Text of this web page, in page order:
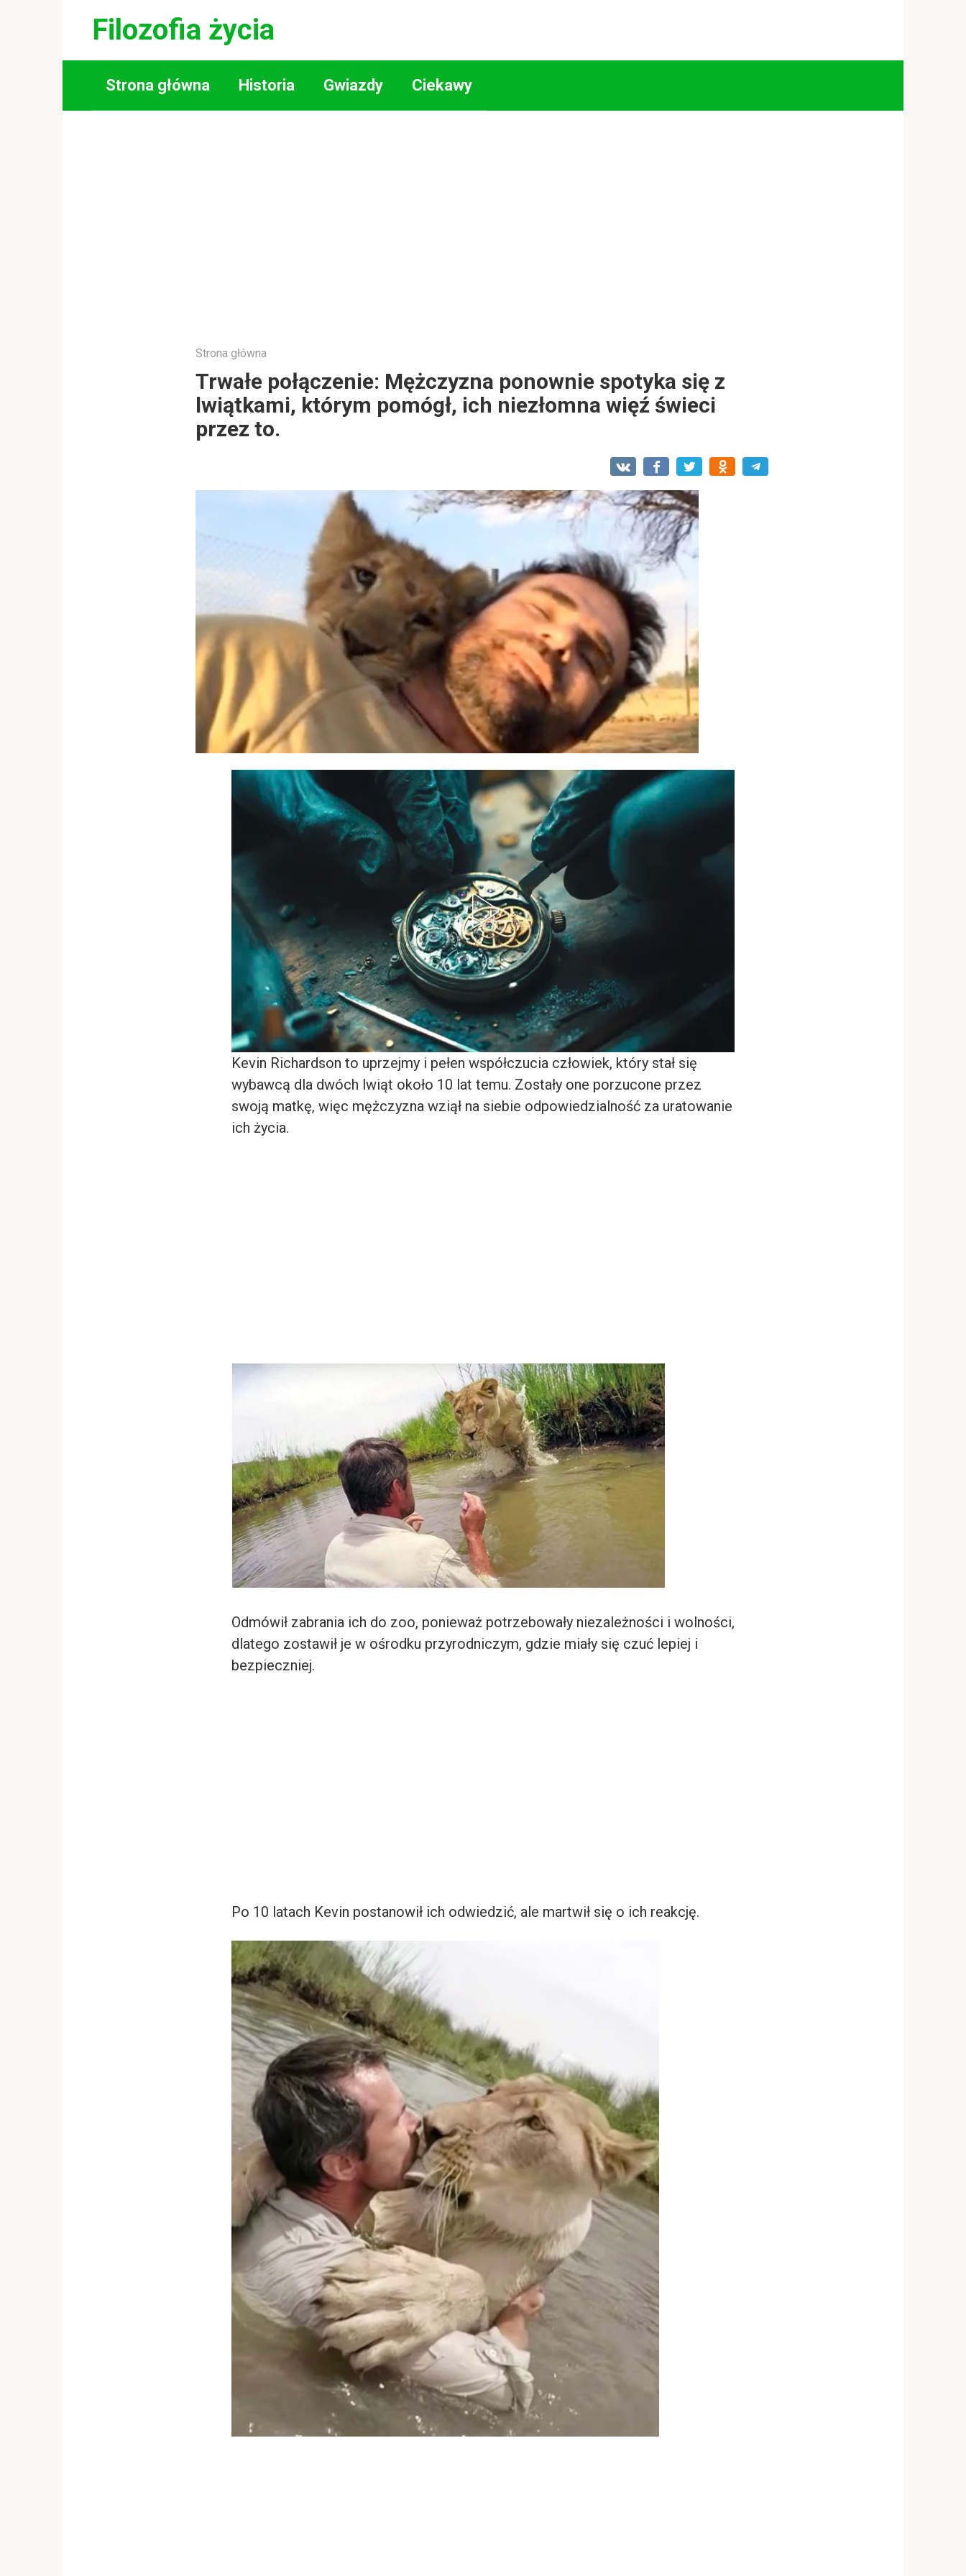
Filozofia życia
Strona główna Historia Gwiazdy Ciekawy
Strona główna
Trwałe połączenie: Mężczyzna ponownie spotyka się z
lwiątkami, którym pomógł, ich niezłomna więź świeci
przez to.
Kevin Richardson to uprzejmy i pełen współczucia człowiek, który stał się
wybawcą dla dwóch lwiąt około 10 lat temu. Zostały one porzucone przez
swoją matkę, więc mężczyzna wziął na siebie odpowiedzialność za uratowanie
ich życia.
Odmówił zabrania ich do zoo, ponieważ potrzebowały niezależności i wolności,
dlatego zostawił je w ośrodku przyrodniczym, gdzie miały się czuć lepiej i
bezpieczniej.
Po 10 latach Kevin postanowił ich odwiedzić, ale martwił się o ich reakcję.